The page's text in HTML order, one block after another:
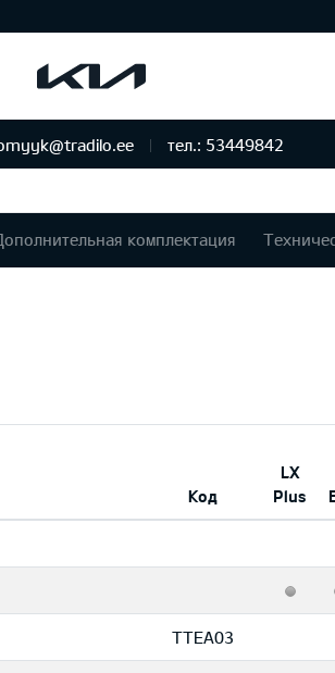
тел.: 53449842
комплектация
Код
LX
Plus
TTEA03